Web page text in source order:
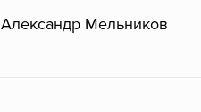
Александр Мельников